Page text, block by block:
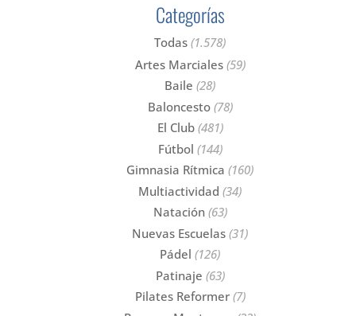
Categorías
Todas (1.578)
Artes Marciales(59)
Baile (28)
Baloncesto(78)
El Club(481)
Fútbol (144)
Gimnasia Rítmica (160)
Multiactividad (34)
Natación(63)
Nuevas Escuelas (31)
Pádel (126)
Patinaje (63)
Pilates Reformer(7)